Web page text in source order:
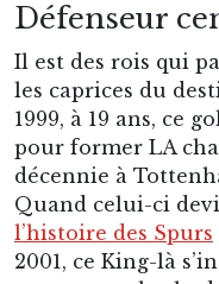
Défenseur
Il est des rois qui
les caprices du
1999, à 19 ans, ce
pour former LA
décennie à
Quand celui-ci
l’histoire des Spurs
2001, ce King-là